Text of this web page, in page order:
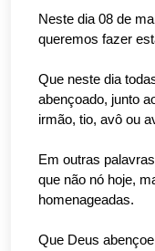
Neste dia 08 de
queremos fazer
Que neste dia
abençoado, junto
irmão, tio, avô ou
Em outras
que não nó hoje,
homenageadas.
Que Deus